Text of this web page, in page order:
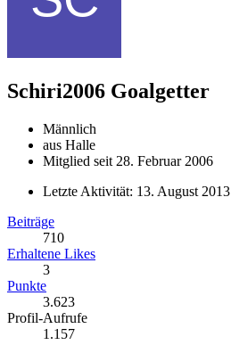
Schiri2006 Goalgetter
Männlich
aus Halle
Mitglied seit 28. Februar 2006
Letzte Aktivität: 13. August 2013
Beiträge
710
Erhaltene Likes
3
Punkte
3.623
Profil-Aufrufe
1.157